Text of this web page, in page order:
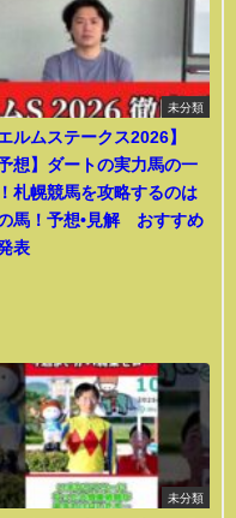
未分類
エルムステークス2026】
予想】ダートの実力馬の一
札幌競馬を攻略するのは
馬！予想•見解 おすすめ
表
未分類